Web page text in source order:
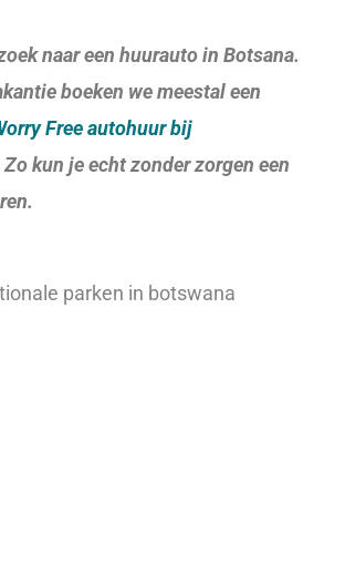
naar een huurauto in Botsana.
boeken we meestal een
Free autohuur bij
Zo kun je echt zonder zorgen een